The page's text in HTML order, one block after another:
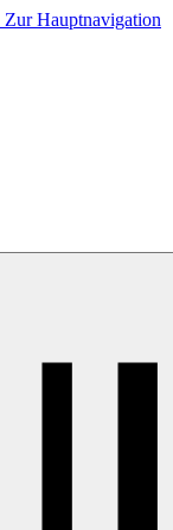
Zur Hauptnavigation